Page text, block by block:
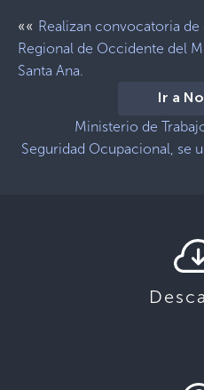
«« Realizan convocatoria
Regional de Occidente del
Santa Ana.
Ir a
Ministerio de
Seguridad Ocupacional, se